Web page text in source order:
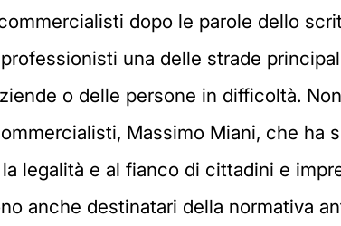
dopo le parole dello
una delle strade
o delle persone in difficoltà.
Massimo Miani, che ha
legalità e al fianco di cittadini e
anche destinatari della normativa